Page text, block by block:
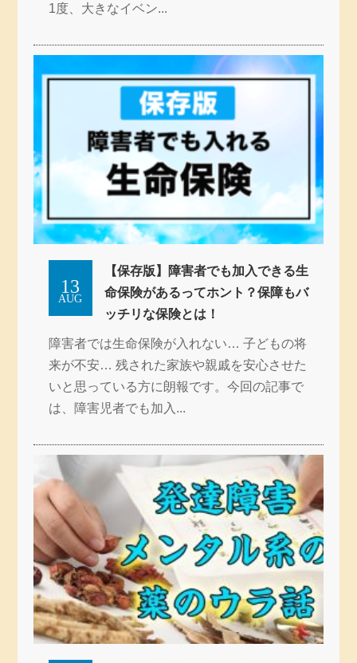
1度、大きなイベン...
AUG
13
【保存版】障害者でも加入できる生
命保険があるってホント？保障もバ
ッチリな保険とは！
障害者では生命保険が入れない… 子どもの将
来が不安… 残された家族や親戚を安心させた
いと思っている方に朗報です。今回の記事で
は、障害児者でも加入...